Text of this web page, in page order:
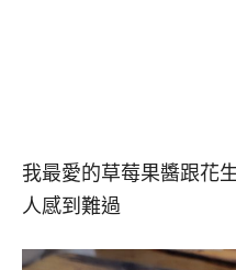
我最愛的草莓果醬跟花
人感到難過